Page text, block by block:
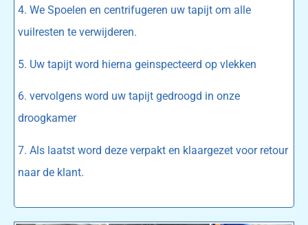
4. We Spoelen en centrifugeren uw tapijt om alle
vuilresten te verwijderen.
5. Uw tapijt word hierna geinspecteerd op vlekken
6. vervolgens word uw tapijt gedroogd in onze
droogkamer
7. Als laatst word deze verpakt en klaargezet voor retour
naar de klant.